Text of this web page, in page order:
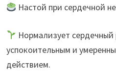
Настой при сердечной
Нормализует
успокоительным и
действием.